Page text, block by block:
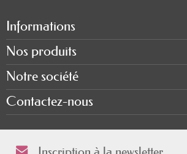
Informations
Nos produits
Notre société
Contactez-nous